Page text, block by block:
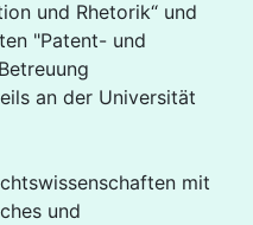
und Rhetorik“ und
"Patent- und
an der Universität
mit
und